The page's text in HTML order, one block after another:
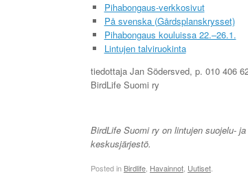
Pihabongaus-verkkosivut
På svenska (Gårdsplanskrysset)
Pihabongaus kouluissa 22.–26.1.
Lintujen talviruokinta
tiedottaja Jan Södersved, p. 010 406
BirdLife Suomi ry
BirdLife Suomi ry on lintujen suojelu-
keskusjärjestö.
Posted in Birdlife Havainnot Uutiset